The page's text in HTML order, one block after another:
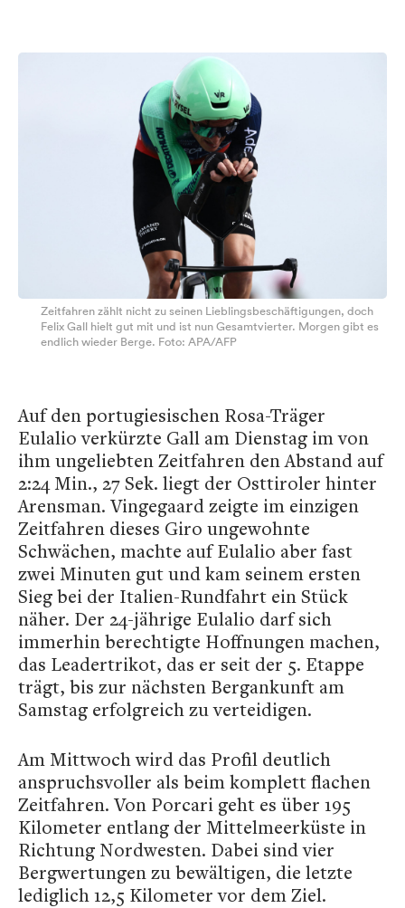
Zeitfahren zählt nicht zu seinen Lieblingsbeschäftigungen, doch
Felix Gall hielt gut mit und ist nun Gesamtvierter. Morgen gibt es
endlich wieder Berge. Foto: APA/AFP
Auf den portugiesischen Rosa-Träger
Eulalio verkürzte Gall am Dienstag im von
ihm ungeliebten Zeitfahren den Abstand auf
2:24 Min., 27 Sek. liegt der Osttiroler hinter
Arensman. Vingegaard zeigte im einzigen
Zeitfahren dieses Giro ungewohnte
Schwächen, machte auf Eulalio aber fast
zwei Minuten gut und kam seinem ersten
Sieg bei der Italien-Rundfahrt ein Stück
näher. Der 24-jährige Eulalio darf sich
immerhin berechtigte Hoffnungen machen,
das Leadertrikot, das er seit der 5. Etappe
trägt, bis zur nächsten Bergankunft am
Samstag erfolgreich zu verteidigen.
Am Mittwoch wird das Profil deutlich
anspruchsvoller als beim komplett flachen
Zeitfahren. Von Porcari geht es über 195
Kilometer entlang der Mittelmeerküste in
Richtung Nordwesten. Dabei sind vier
Bergwertungen zu bewältigen, die letzte
lediglich 12,5 Kilometer vor dem Ziel.